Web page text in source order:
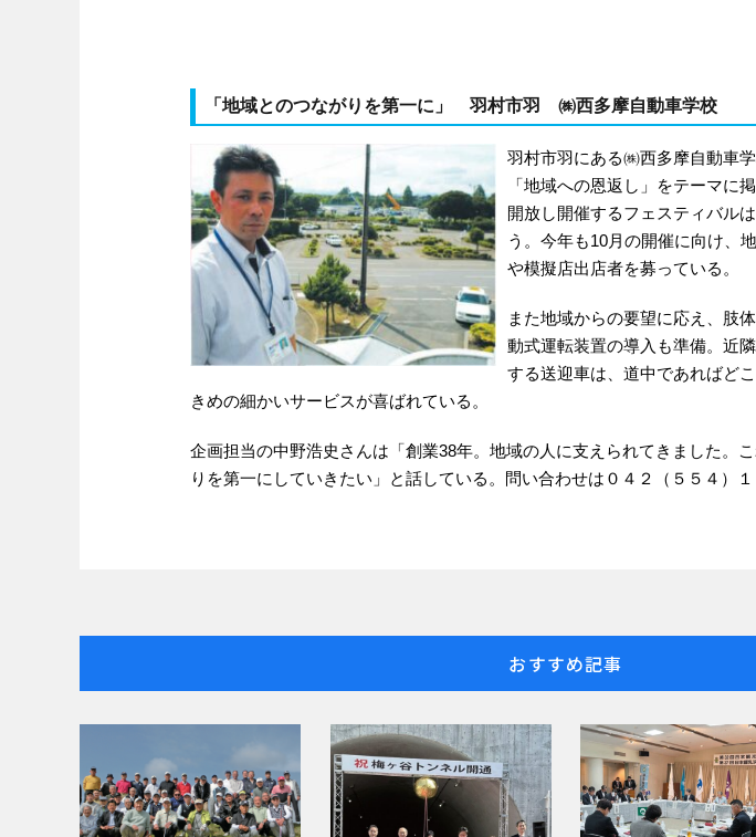
「地域とのつながりを第一に」 羽村市羽 ㈱西多摩自動車学校
羽村市羽にある㈱西多摩自動車
「地域への恩返し」をテーマに
開放し開催するフェスティバル
う。今年も10月の開催に向け、
や模擬店出店者を募っている。
また地域からの要望に応え、肢
動式運転装置の導入も準備。近
する送迎車は、道中であればど
きめの細かいサービスが喜ばれている。
企画担当の中野浩史さんは「創業38年。地域の人に支えられてきました。
りを第一にしていきたい」と話している。問い合わせは０４２（５５４）
おすすめ記事